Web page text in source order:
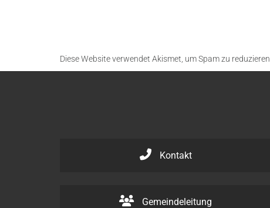
Diese Website verwendet Akismet, um Spam zu reduzieren.
Kontakt
Gemeindeleitung